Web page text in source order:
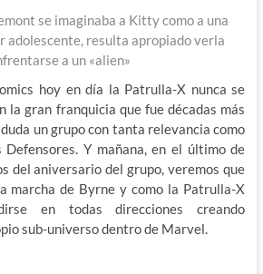
se imaginaba a Kitty como a una
adolescente, resulta apropiado verla
a un «alien»
hoy en día la Patrulla-X nunca se
la gran franquicia que fue décadas más
un grupo con tanta relevancia como
Defensores. Y mañana, en el último de
del aniversario del grupo, veremos que
marcha de Byrne y como la Patrulla-X
en todas direcciones creando
sub-universo dentro de Marvel.